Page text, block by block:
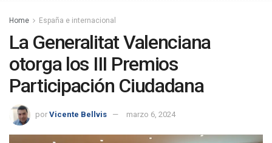
Home España e internacional
La Generalitat Valenciana
otorga los III Premios
Participación Ciudadana
por Vicente Bellvis marzo 6, 2024